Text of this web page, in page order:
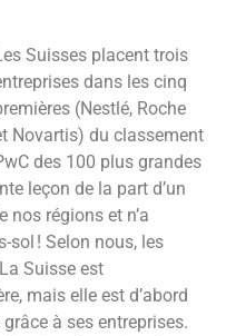
Suisses placent trois
dans les cinq
(Nestlé, Roche
Novartis) du classement
des 100 plus grandes
leçon de la part d’un
nos régions et n’a
sol ! Selon nous, les
Suisse est
mais elle est d’abord
à ses entreprises.